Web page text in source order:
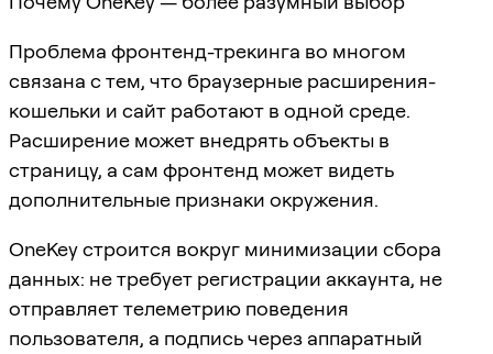
Проблема фронтенд-трекинга во многом
связана с тем, что браузерные расширения-
кошельки и сайт работают в одной среде.
Расширение может внедрять объекты в
страницу, а сам фронтенд может видеть
дополнительные признаки окружения.
OneKey строится вокруг минимизации сбора
данных: не требует регистрации аккаунта, не
отправляет телеметрию поведения
пользователя, а подпись через аппаратный